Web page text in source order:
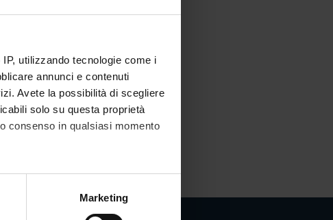
utilizzando tecnologie come i
annunci e contenuti
Avete la possibilità di scegliere
solo su questa proprietà
consenso in qualsiasi momento
qualche metro,Marketing